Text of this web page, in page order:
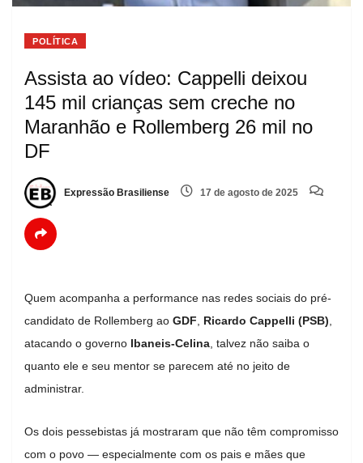
POLÍTICA
Assista ao vídeo: Cappelli deixou
145 mil crianças sem creche no
Maranhão e Rollemberg 26 mil no
DF
Expressão Brasiliense 17 de agosto de 2025
Quem acompanha a performance nas redes sociais do pré-
candidato de Rollemberg ao GDF Ricardo Cappelli (PSB)
atacando o governo Ibaneis-Celina , talvez não saiba o
quanto ele e seu mentor se parecem até no jeito de
administrar.
Os dois pessebistas já mostraram que não têm compromisso
com o povo — especialmente com os pais e mães que